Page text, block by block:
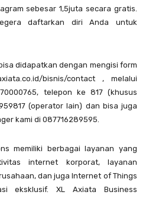
sebesar 1,5juta secara gratis.
daftarkan diri Anda untuk
didapatkan dengan mengisi form
bisnis/contact , melalui
telepon ke 817 (khusus
(operator lain) dan bisa juga
kami di 087716289595.
memiliki berbagai layanan yang
internet korporat, layanan
dan juga Internet of Things
eksklusif. XL Axiata Business